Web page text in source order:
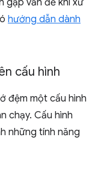
gặp vấn đề khi xử
hướng dẫn dành
cấu hình
đệm một cấu hình
chạy. Cấu hình
những tính năng